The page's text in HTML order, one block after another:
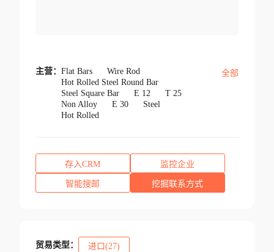
主营： Flat Bars
Wire Rod
Hot Rolled Steel Round Bar
Steel Square Bar
E 12
T 25
Non Alloy
E 30
Steel
Hot Rolled
全部
存入CRM 监控企业
智能搜邮 挖掘联系方式
贸易类型： 进口(27)